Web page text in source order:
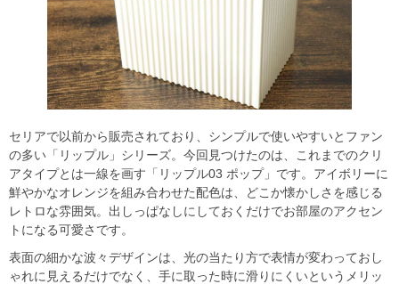
セリアで以前から販売されており、シンプルで使いやすいとファン
の多い「リップル」シリーズ。今回見つけたのは、これまでのクリ
アタイプとは一線を画す「リップル03 ポップ」です。アイボリーに
鮮やかなオレンジを組み合わせた配色は、どこか懐かしさを感じる
レトロな雰囲気。出しっぱなしにしておくだけでお部屋のアクセン
トになる可愛さです。
表面の細かな波々デザインは、光の当たり方で表情が変わっておし
ゃれに見えるだけでなく、手に取った時に滑りにくいというメリッ